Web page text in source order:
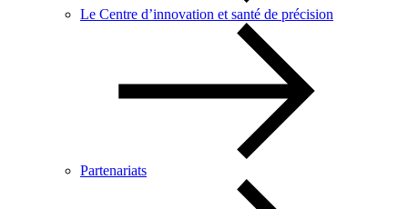
Le Centre d’innovation et santé de précision
Partenariats